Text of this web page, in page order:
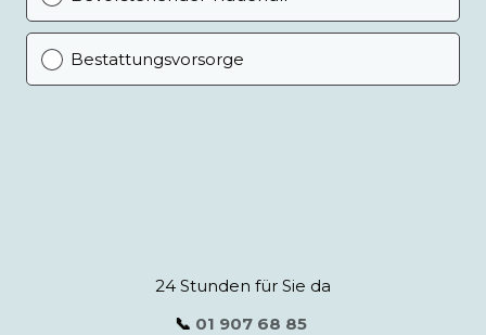
Bestattungsvorsorge
24 Stunden für Sie da
📞 01 907 68 85